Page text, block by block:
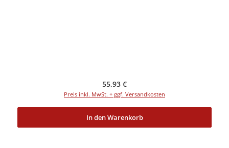
Regulärer Preis:
55,93 €
Preis inkl. MwSt. + ggf. Versandkosten
In den Warenkorb